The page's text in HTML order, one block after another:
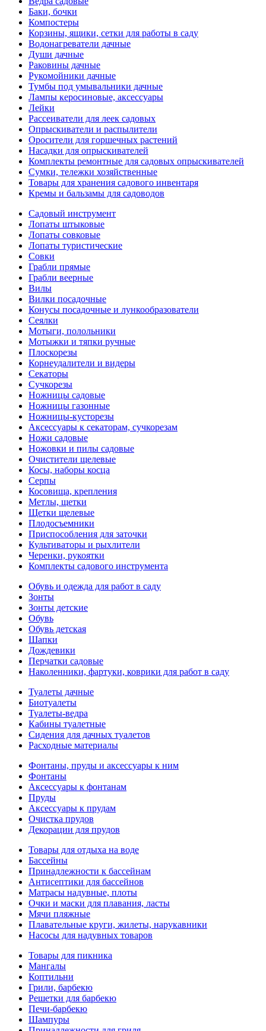
Баки, бочки
Компостеры
Корзины, ящики, сетки для работы в саду
Водонагреватели дачные
Души дачные
Раковины дачные
Рукомойники дачные
Тумбы под умывальники дачные
Лампы керосиновые, аксессуары
Лейки
Рассеиватели для леек садовых
Опрыскиватели и распылители
Оросители для горшечных растений
Насадки для опрыскивателей
Комплекты ремонтные для садовых опрыскивателей
Сумки, тележки хозяйственные
Товары для хранения садового инвентаря
Кремы и бальзамы для садоводов
Садовый инструмент
Лопаты штыковые
Лопаты совковые
Лопаты туристические
Совки
Грабли прямые
Грабли веерные
Вилы
Вилки посадочные
Конусы посадочные и лункообразователи
Сеялки
Мотыги, полольники
Мотыжки и тяпки ручные
Плоскорезы
Корнеудалители и видеры
Секаторы
Сучкорезы
Ножницы садовые
Ножницы газонные
Ножницы-кусторезы
Аксессуары к секаторам, сучкорезам
Ножи садовые
Ножовки и пилы садовые
Очистители щелевые
Косы, наборы косца
Серпы
Косовища, крепления
Метлы, щетки
Щетки щелевые
Плодосъемники
Приспособления для заточки
Культиваторы и рыхлители
Черенки, рукоятки
Комплекты садового инструмента
Обувь и одежда для работ в саду
Зонты
Зонты детские
Обувь
Обувь детская
Шапки
Дождевики
Перчатки садовые
Наколенники, фартуки, коврики для работ в саду
Туалеты дачные
Биотуалеты
Туалеты-ведра
Кабины туалетные
Сидения для дачных туалетов
Расходные материалы
Фонтаны, пруды и аксессуары к ним
Фонтаны
Аксессуары к фонтанам
Пруды
Аксессуары к прудам
Очистка прудов
Декорации для прудов
Товары для отдыха на воде
Бассейны
Принадлежности к бассейнам
Антисептики для бассейнов
Матраcы надувные, плоты
Очки и маски для плавания, ласты
Мячи пляжные
Плавательные круги, жилеты, нарукавники
Насосы для надувных товаров
Товары для пикника
Мангалы
Коптильни
Грили, барбекю
Решетки для барбекю
Печи-барбекю
Шампуры